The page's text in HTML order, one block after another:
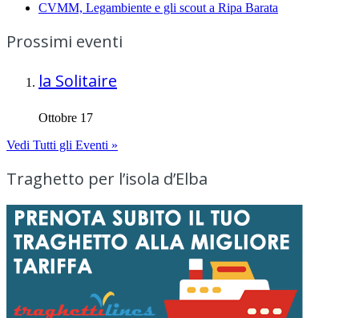
CVMM, Legambiente e gli scout a Ripa Barata
Prossimi eventi
la Solitaire
Ottobre 17
Vedi Tutti gli Eventi »
Traghetto per l’isola d’Elba